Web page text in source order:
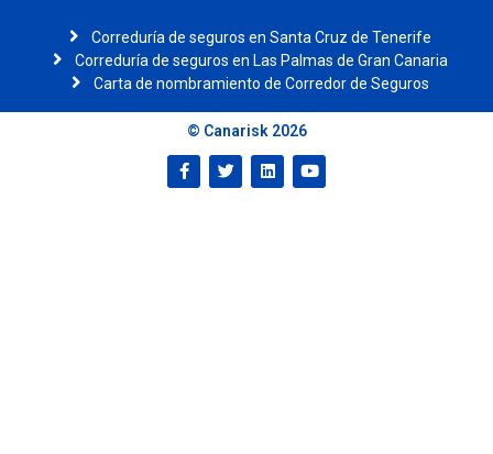
Correduría de seguros en Santa Cruz de Tenerife
Correduría de seguros en Las Palmas de Gran Canaria
Carta de nombramiento de Corredor de Seguros
© Canarisk 2026